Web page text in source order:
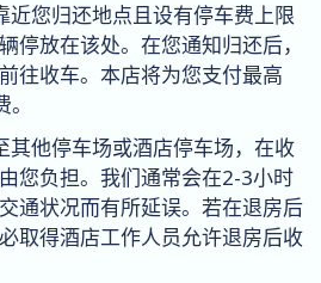
近您归还地点且设有停车费上限
停放在该处。在您通知归还后，
往收车。本店将为您支付最高
其他停车场或酒店停车场，在收
您负担。我们通常会在2-3小时
通状况而有所延误。若在退房后
取得酒店工作人员允许退房后收